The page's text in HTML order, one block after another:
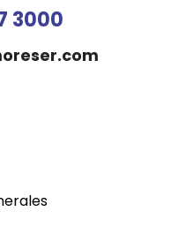
3000